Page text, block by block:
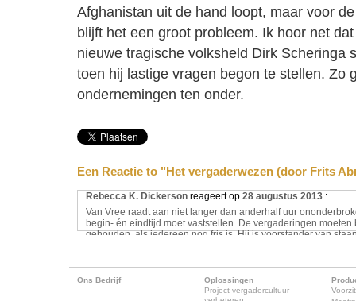
Afghanistan uit de hand loopt, maar voor
blijft het een groot probleem. Ik hoor net
nieuwe tragische volksheld Dirk Scheringa
toen hij lastige vragen begon te stellen. Zo
ondernemingen ten onder.
Een Reactie to "Het vergaderwezen (door Frits
Rebecca K. Dickerson reageert op 28 augustus 2013 :
Van Vree raadt aan niet langer dan anderhalf uur
begin- én eindtijd moet vaststellen. De vergaderingen
gehouden, als iedereen nog fris is. Hij is voorstander van
die krant niet verhinderd.
Ons Bedrijf
Oplossingen
Project vergadercultuur